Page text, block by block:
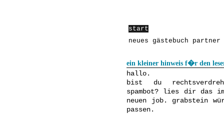
start
neues
gästebuch partner
ein kleiner hinweis f�r den
hallo.
bist du
spambot? lies dir das
neuen job. grabstein
passen.